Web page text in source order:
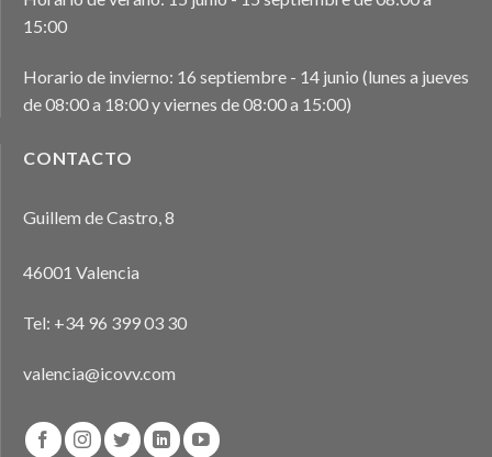
15:00
Horario de invierno: 16 septiembre - 14 junio (lunes a jueves
de 08:00 a 18:00 y viernes de 08:00 a 15:00)
CONTACTO
Guillem de Castro, 8
46001 Valencia
Tel: +34 96 399 03 30
valencia@icovv.com